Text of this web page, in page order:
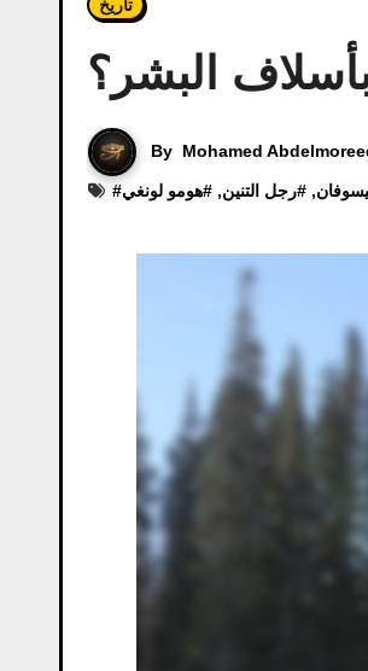
تاريخ
البشر؟
By Mohamed
# , #رجل التنين, #هومو لونغي